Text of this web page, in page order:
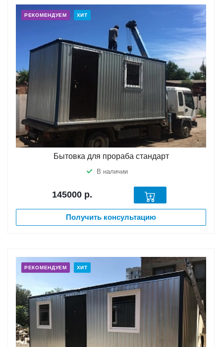
РЕКОМЕНДУЕМ ХИТ
Бытовка для прораба стандарт
В наличии
145000 р.
Получить консультацию
РЕКОМЕНДУЕМ ХИТ